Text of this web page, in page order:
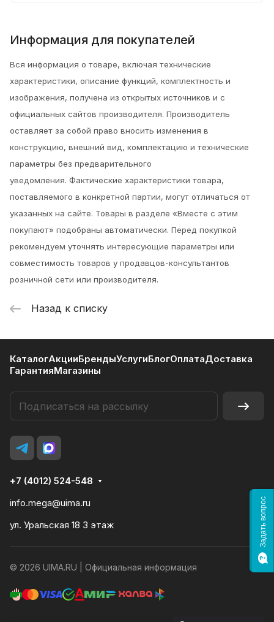
Информация для покупателей
Вся информация о товаре, включая технические
характеристики, описание функций, комплектность и
изображения, получена из открытых источников и с
официальных сайтов производителя. Производитель
оставляет за собой право вносить изменения в
конструкцию, внешний вид, комплектацию и технические
параметры без предварительного
уведомления. Фактические характеристики товара,
поставляемого в конкретной партии, могут отличаться от
указанных на сайте. Товары в разделе «Вместе с этим
покупают» подобраны автоматически. Перед покупкой
рекомендуем уточнять интересующие параметры или
совместимость товаров у продавцов-консультантов
розничной сети или производителя.
Назад к списку
КаталогАкцииБрендыУслугиБлогОплатаДоставка
ГарантияМагазины
+7 (4012) 524-548
info.mega@uima.ru
ул. Уральская 18 3 этаж
© 2026 UIMA.RU | Официальная информация
Задать вопрос